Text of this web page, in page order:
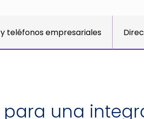
teléfonos empresariales
una